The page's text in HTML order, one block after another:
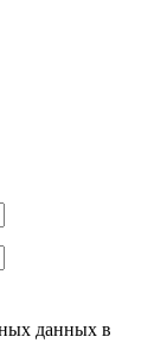
данных в